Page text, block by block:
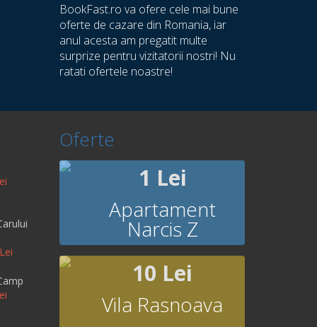
BookFast.ro va ofere cele mai bune
oferte de cazare din Romania, iar
anul acesta am pregatit multe
surprize pentru vizitatorii nostri! Nu
ratati ofertele noastre!
Oferte
1 Lei
Apartament
Narcis Z
10 Lei
Vila Rasnoava